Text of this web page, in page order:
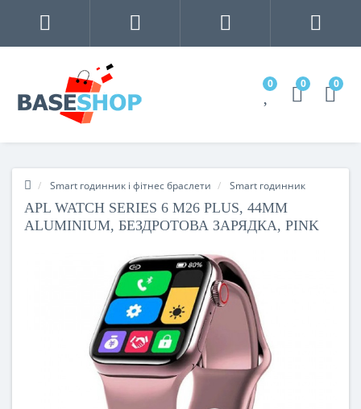
0 0 0
Smart годинник і фітнес браслети Smart годинник
APL WATCH SERIES 6 M26 PLUS, 44MM
ALUMINIUM, БЕЗДРОТОВА ЗАРЯДКА, PINK